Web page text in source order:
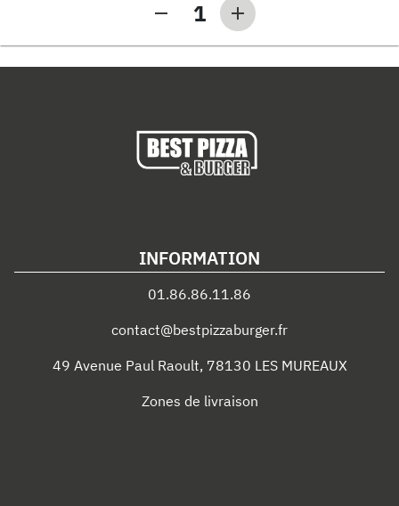
1
INFORMATION
01.86.86.11.86
contact@bestpizzaburger.fr
49 Avenue Paul Raoult, 78130 LES MUREAUX
Zones de livraison